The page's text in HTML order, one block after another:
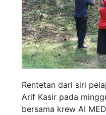
Rentetan dari siri
Arif Kasir pada
bersama krew AI